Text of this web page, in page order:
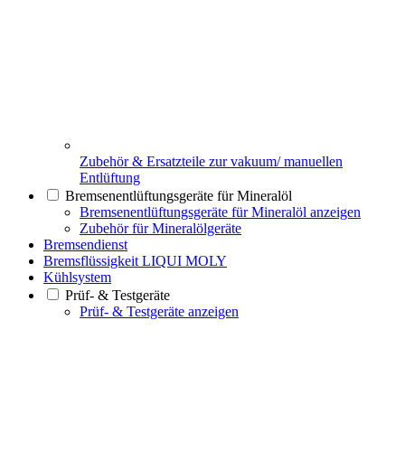
Zubehör & Ersatzteile zur vakuum/ manuellen
Entlüftung
Bremsenentlüftungsgeräte für Mineralöl
Bremsenentlüftungsgeräte für Mineralöl anzeigen
Zubehör für Mineralölgeräte
Bremsendienst
Bremsflüssigkeit LIQUI MOLY
Kühlsystem
Prüf- & Testgeräte
Prüf- & Testgeräte anzeigen